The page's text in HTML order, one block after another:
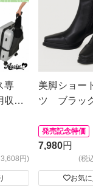
専
納
円)
美脚ショー
ツ ブラッ
発売記念特価
7,980円
(税
お気